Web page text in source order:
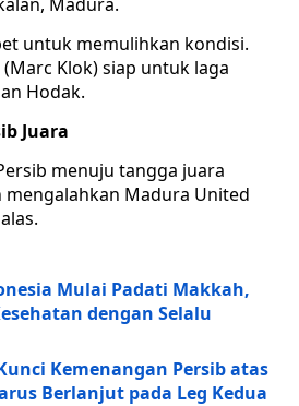
untuk memulihkan kondisi.
Klok) siap untuk laga
Hodak.
Juara
menuju tangga juara
Madura United
Mulai Padati Makkah,
dengan Selalu
Kemenangan Persib atas
Berlanjut pada Leg Kedua